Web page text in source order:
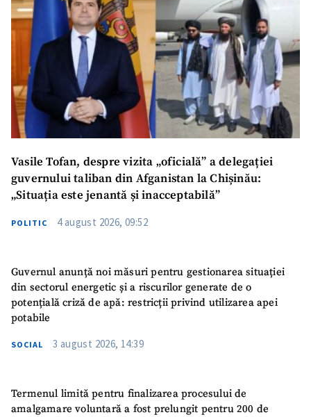
Vasile Tofan, despre vizita „oficială” a delegației
guvernului taliban din Afganistan la Chișinău:
„Situația este jenantă și inacceptabilă”
POLITIC 4 august 2026, 09:52
Guvernul anunță noi măsuri pentru gestionarea situației
din sectorul energetic și a riscurilor generate de o
potențială criză de apă: restricții privind utilizarea apei
potabile
SOCIAL 3 august 2026, 14:39
Termenul limită pentru finalizarea procesului de
amalgamare voluntară a fost prelungit pentru 200 de